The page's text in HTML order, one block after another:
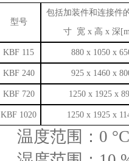
型号
包括加装件和连接件
寸 宽 x 高 x 深
KBF 115 880 x 1050 x
KBF 240 925 x 1460 x
KBF 720 1250 x 1925 x
KBF 1020 1250 x 1925 x
温度范围： 0 °